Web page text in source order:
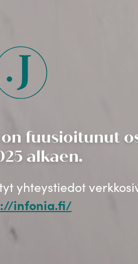
fuusioitunut
alkaen.
yhteystiedot
infonia.fi/